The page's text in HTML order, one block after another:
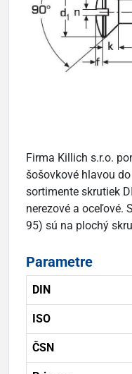
Firma Killich s.r.o.
šošovkové hlavou
sortimente skrutiek
nerezové a oceľové.
95) sú na plochý
Parametre
DIN
ISO
ČSN